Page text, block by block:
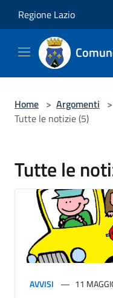
Regione Lazio
Home > Argomenti >
Tutte le notizie (5)
Tutte le
AVVISI 11